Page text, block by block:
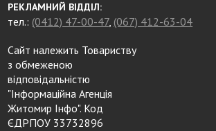
РЕКЛАМНИЙ ВІДДІЛ:
тел.: (0412) 47-00-47, (067) 412-63-04
Сайт належить Товариству
з обмеженою
відповідальністю
"Інформаційна Агенція
Житомир Інфо". Код
ЄДРПОУ 33732896